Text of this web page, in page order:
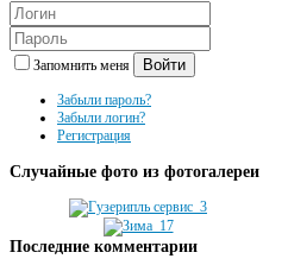
Запомнить меня Войти
Забыли пароль?
Забыли логин?
Регистрация
Случайные фото из фотогалереи
Последние комментарии